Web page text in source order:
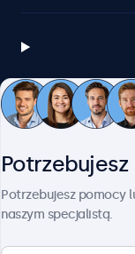
Potrzebujesz pomocy
naszym specjalistą.